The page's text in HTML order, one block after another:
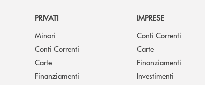
PRIVATI
Minori
Conti Correnti
Carte
Finanziamenti
IMPRESE
Conti Correnti
Carte
Finanziamenti
Investimenti